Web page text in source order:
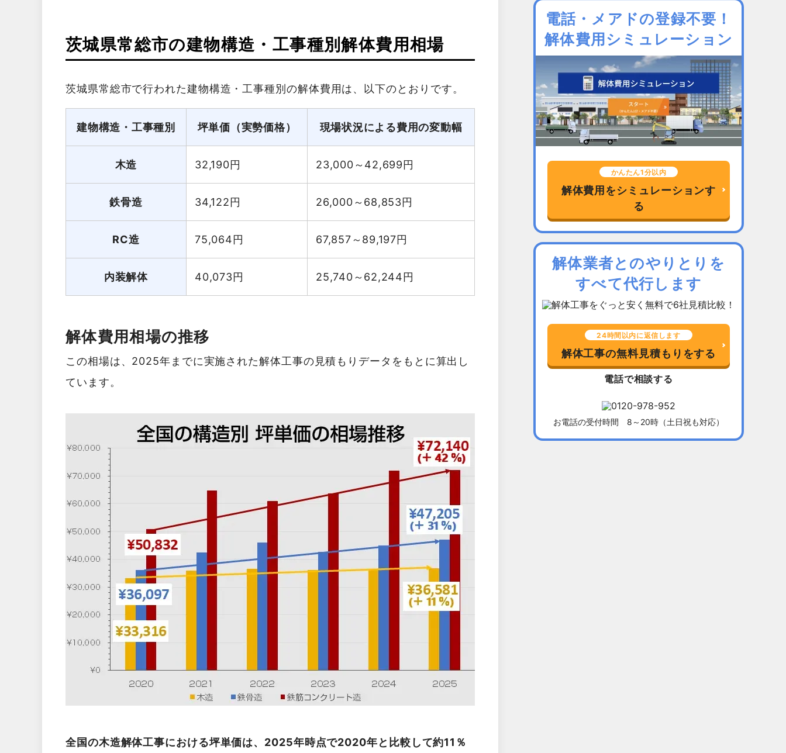
茨城県常総市の建物構造・工事種別解体費用相場
茨城県常総市で行われた建物構造・工事種別の解体費用は、以下のとおりです。
建物構造・工事種別 坪単価（実勢価格） 現場状況による費用の変動幅
木造 32,190円 23,000～42,699円
鉄骨造 34,122円 26,000～68,853円
RC造 75,064円 67,857～89,197円
内装解体 40,073円 25,740～62,244円
解体費用相場の推移
この相場は、2025年までに実施された解体工事の見積もりデータをもとに算出し
ています。
全国の木造解体工事における坪単価は、2025年時点で2020年と比較して約11％
電話・メアドの登録不要！
解体費用シミュレーション
かんたん1分以内
解体費用をシミュレーションす
る
解体業者とのやりとりを
すべて代行します
24時間以内に返信します
解体工事の無料見積もりをする
電話で相談する
お電話の受付時間 8～20時（土日祝も対応）